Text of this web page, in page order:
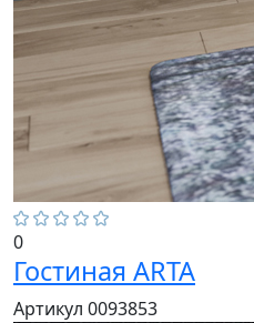
0
Гостиная ARTA
Артикул 0093853